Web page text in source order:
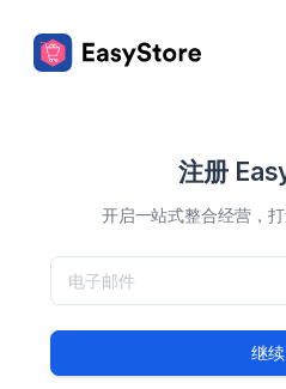
注册
开启一站式整合经营，打
继续